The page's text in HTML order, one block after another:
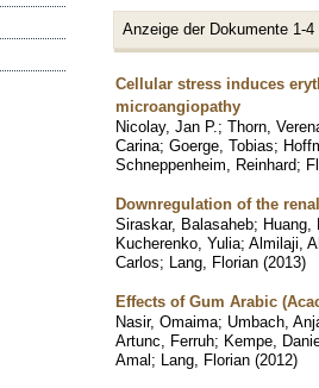
Anzeige der Dokumente 1-4
Cellular stress induces
microangiopathy
Nicolay, Jan P. ; Thorn,
Carina; Goerge, Tobias;
Schneppenheim, Reinhard;
Downregulation of the
Siraskar, Balasaheb; Huang,
Kucherenko, Yulia; Almilaji,
Carlos; Lang, Florian (2013)
Effects of Gum Arabic
Nasir, Omaima; Umbach,
Artunc, Ferruh; Kempe,
Amal; Lang, Florian (2012)